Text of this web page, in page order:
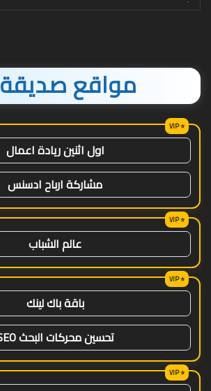
مواقع صديقة
اول اثنين ريادة اعمال
مشاركة ارباح ادسنس
عالم الشباب
باقة باك لينك
تحسين محركات البحث SEO